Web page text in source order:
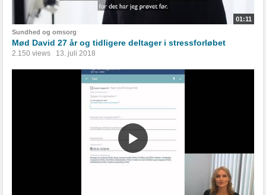
01:11
Sundhed og omsorg
Mød David 27 år og tidligere deltager i stressforløbet
2.150 views 13. juli 2018